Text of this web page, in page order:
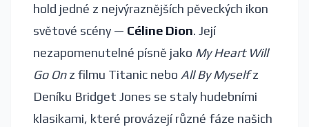
hold jedné z nejvýraznějších pěveckých ikon
světové scény — Céline Dion. Její
nezapomenutelné písně jako My Heart Will
Go Onz filmu Titanic nebo All By Myselfz
Deníku Bridget Jones se staly hudebními
klasikami, které provázejí různé fáze našich